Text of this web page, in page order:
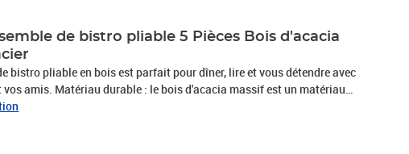
de bistro pliable 5 Pièces Bois d'acacia
bistro pliable en bois est parfait pour dîner, lire et vous détendre avec
amis. Matériau durable : le bois d'acacia massif est un matériau
Le bois d'acacia un bois dur tropical, qui est dense, robuste et
: le cadre en acier enduit de poudre de l'ensemble de bistro